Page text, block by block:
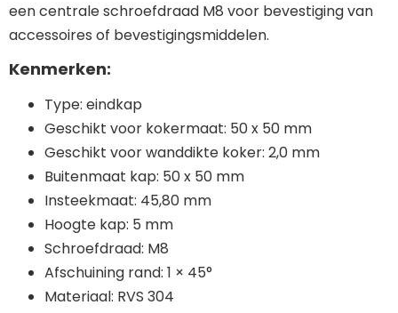
een centrale schroefdraad M8 voor bevestiging van
accessoires of bevestigingsmiddelen.
Kenmerken:
Type: eindkap
Geschikt voor kokermaat: 50 x 50 mm
Geschikt voor wanddikte koker: 2,0 mm
Buitenmaat kap: 50 x 50 mm
Insteekmaat: 45,80 mm
Hoogte kap: 5 mm
Schroefdraad: M8
Afschuining rand: 1 × 45°
Materiaal: RVS 304